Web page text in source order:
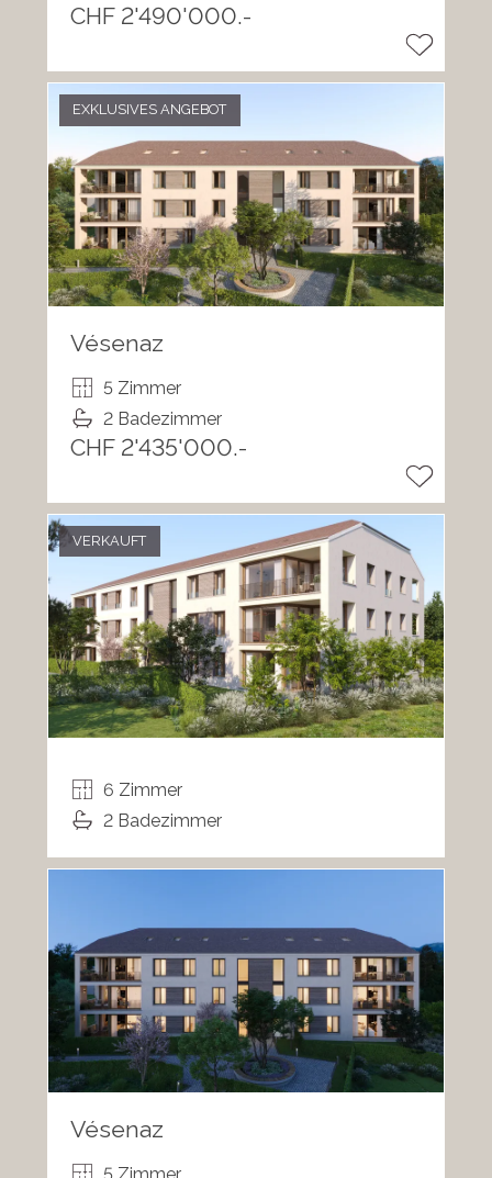
CHF 2'490'000.-
EXKLUSIVES ANGEBOT
Vésenaz
5 Zimmer
2 Badezimmer
CHF 2'435'000.-
VERKAUFT
6 Zimmer
2 Badezimmer
Vésenaz
5 Zimmer